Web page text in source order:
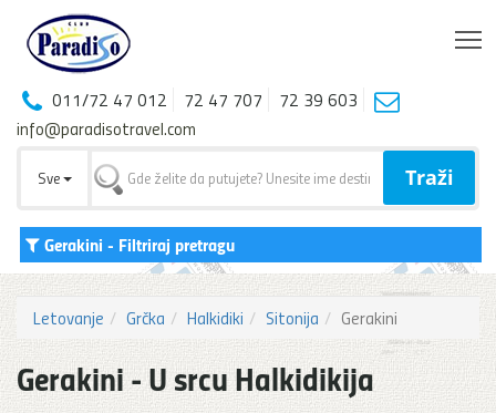
011/72 47 012 72 47 707
72 39 603
info@paradisotravel.com
Sve Traži
Gerakini - Filtriraj pretragu
Letovanje Grčka Halkidiki Sitonija Gerakini
Gerakini - U srcu Halkidikija